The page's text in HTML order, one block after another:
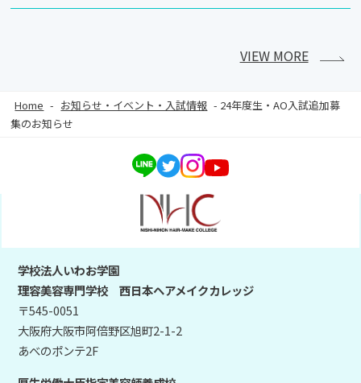
VIEW MORE
Home - お知らせ・イベント・入試情報 - 24年度生・AO入試追加募
集のお知らせ
学校法人いわお学園
理容美容専門学校 西日本ヘアメイクカレッジ
〒545-0051
大阪府大阪市阿倍野区旭町2-1-2
あべのポンテ2F